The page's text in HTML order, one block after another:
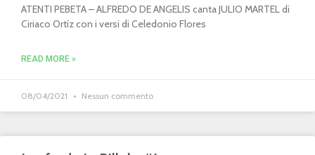
ATENTI PEBETA – ALFREDO DE ANGELIS canta JULIO MARTEL di
Ciriaco Ortíz con i versi di Celedonio Flores
READ MORE »
08/04/2021 Nessun commento